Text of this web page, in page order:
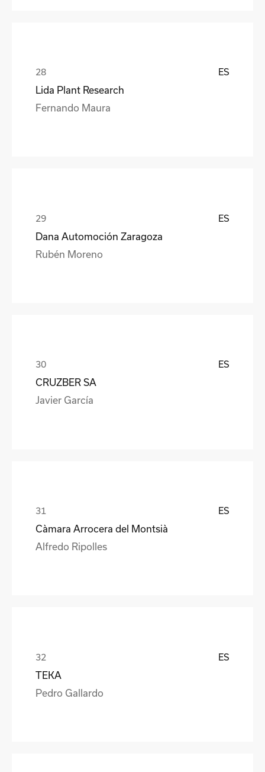
ES
Lida Plant Research
Fernando Maura
ES
Dana Automoción Zaragoza
Rubén Moreno
ES
CRUZBER SA
Javier García
ES
Càmara Arrocera del Montsià
Alfredo Ripolles
ES
TEKA
Pedro Gallardo